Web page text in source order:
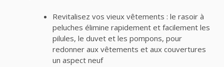
Revitalisez vos vieux vêtements : le rasoir à
peluches élimine rapidement et facilement les
pilules, le duvet et les pompons, pour
redonner aux vêtements et aux couvertures
un aspect neuf